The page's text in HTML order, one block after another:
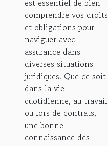
juridiques
est essentiel de bien
comprendre vos droits
et obligations pour
naviguer avec
assurance dans
diverses situations
juridiques. Que ce soit
dans la vie
quotidienne, au travail
ou lors de contrats,
une bonne
connaissance des